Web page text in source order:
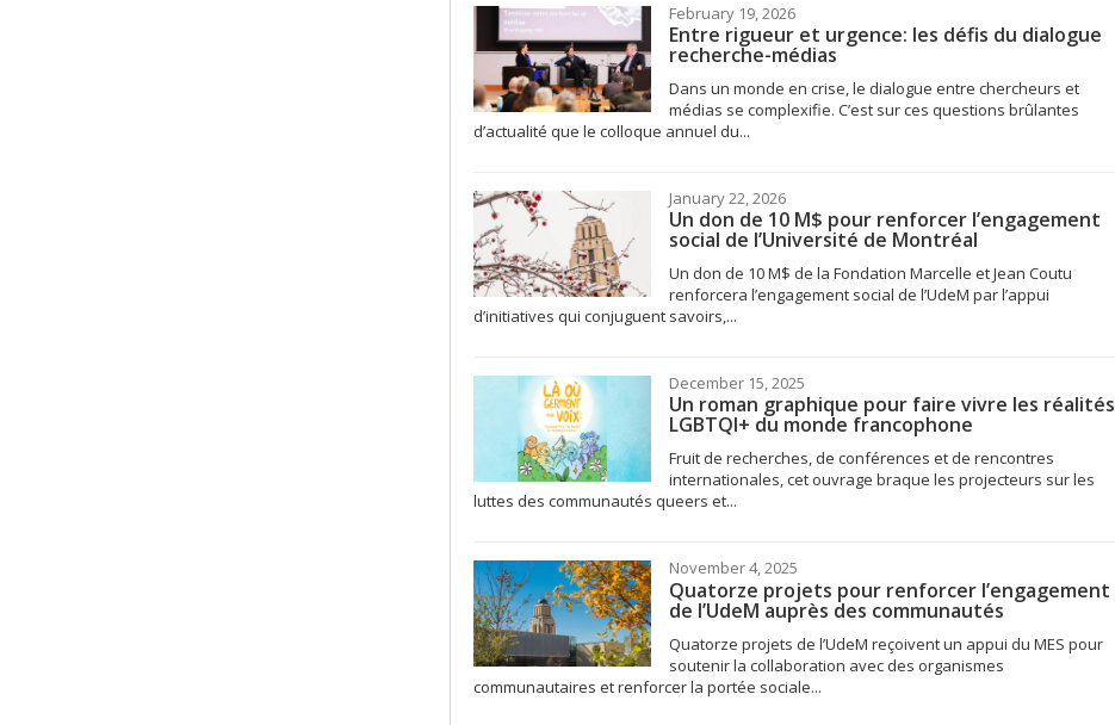
February 19, 2026
Entre rigueur et urgence: les défis du dialogue
recherche-médias
Dans un monde en crise, le dialogue entre chercheurs et
médias se complexifie. C’est sur ces questions brûlantes
d’actualité que le colloque annuel du...
January 22, 2026
Un don de 10 M$ pour renforcer l’engagement
social de l’Université de Montréal
Un don de 10 M$ de la Fondation Marcelle et Jean Coutu
renforcera l’engagement social de l’UdeM par l’appui
d’initiatives qui conjuguent savoirs,...
December 15, 2025
Un roman graphique pour faire vivre les réalités
LGBTQI+ du monde francophone
Fruit de recherches, de conférences et de rencontres
internationales, cet ouvrage braque les projecteurs sur les
luttes des communautés queers et...
November 4, 2025
Quatorze projets pour renforcer l’engagement
de l’UdeM auprès des communautés
Quatorze projets de l’UdeM reçoivent un appui du MES pour
soutenir la collaboration avec des organismes
communautaires et renforcer la portée sociale...